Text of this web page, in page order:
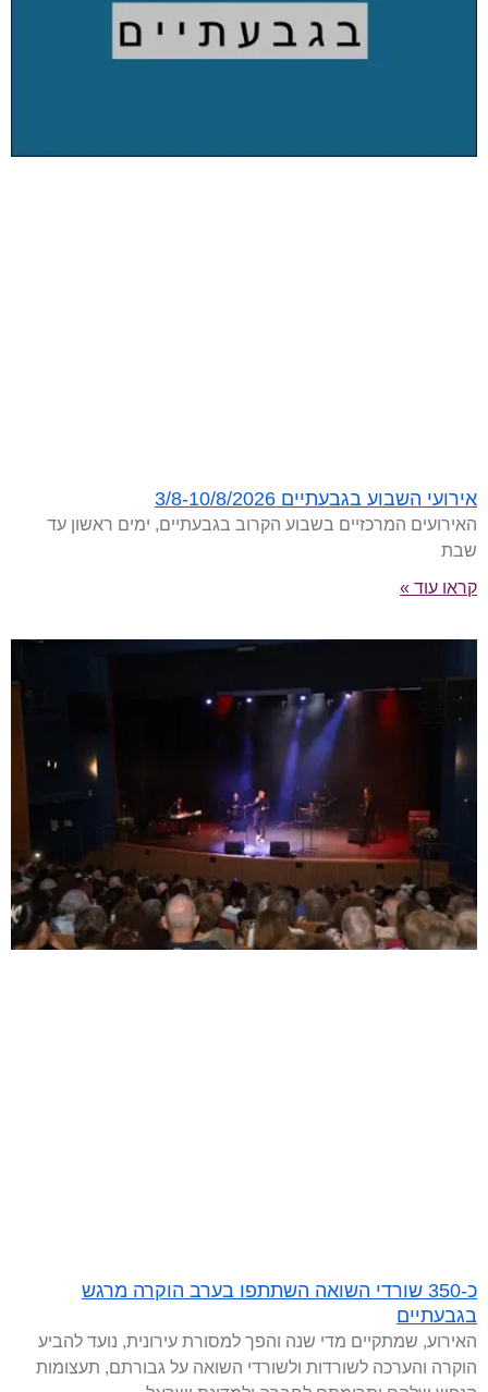
אירועי השבוע בגבעתיים 3/8-10/8/2026
האירועים המרכזיים בשבוע הקרוב בגבעתיים, ימים ראשון עד
שבת
קראו עוד »
כ-350 שורדי השואה השתתפו בערב הוקרה מרגש
בגבעתיים
האירוע, שמתקיים מדי שנה והפך למסורת עירונית, נועד להביע
הוקרה והערכה לשורדות ולשורדי השואה על גבורתם, תעצומות